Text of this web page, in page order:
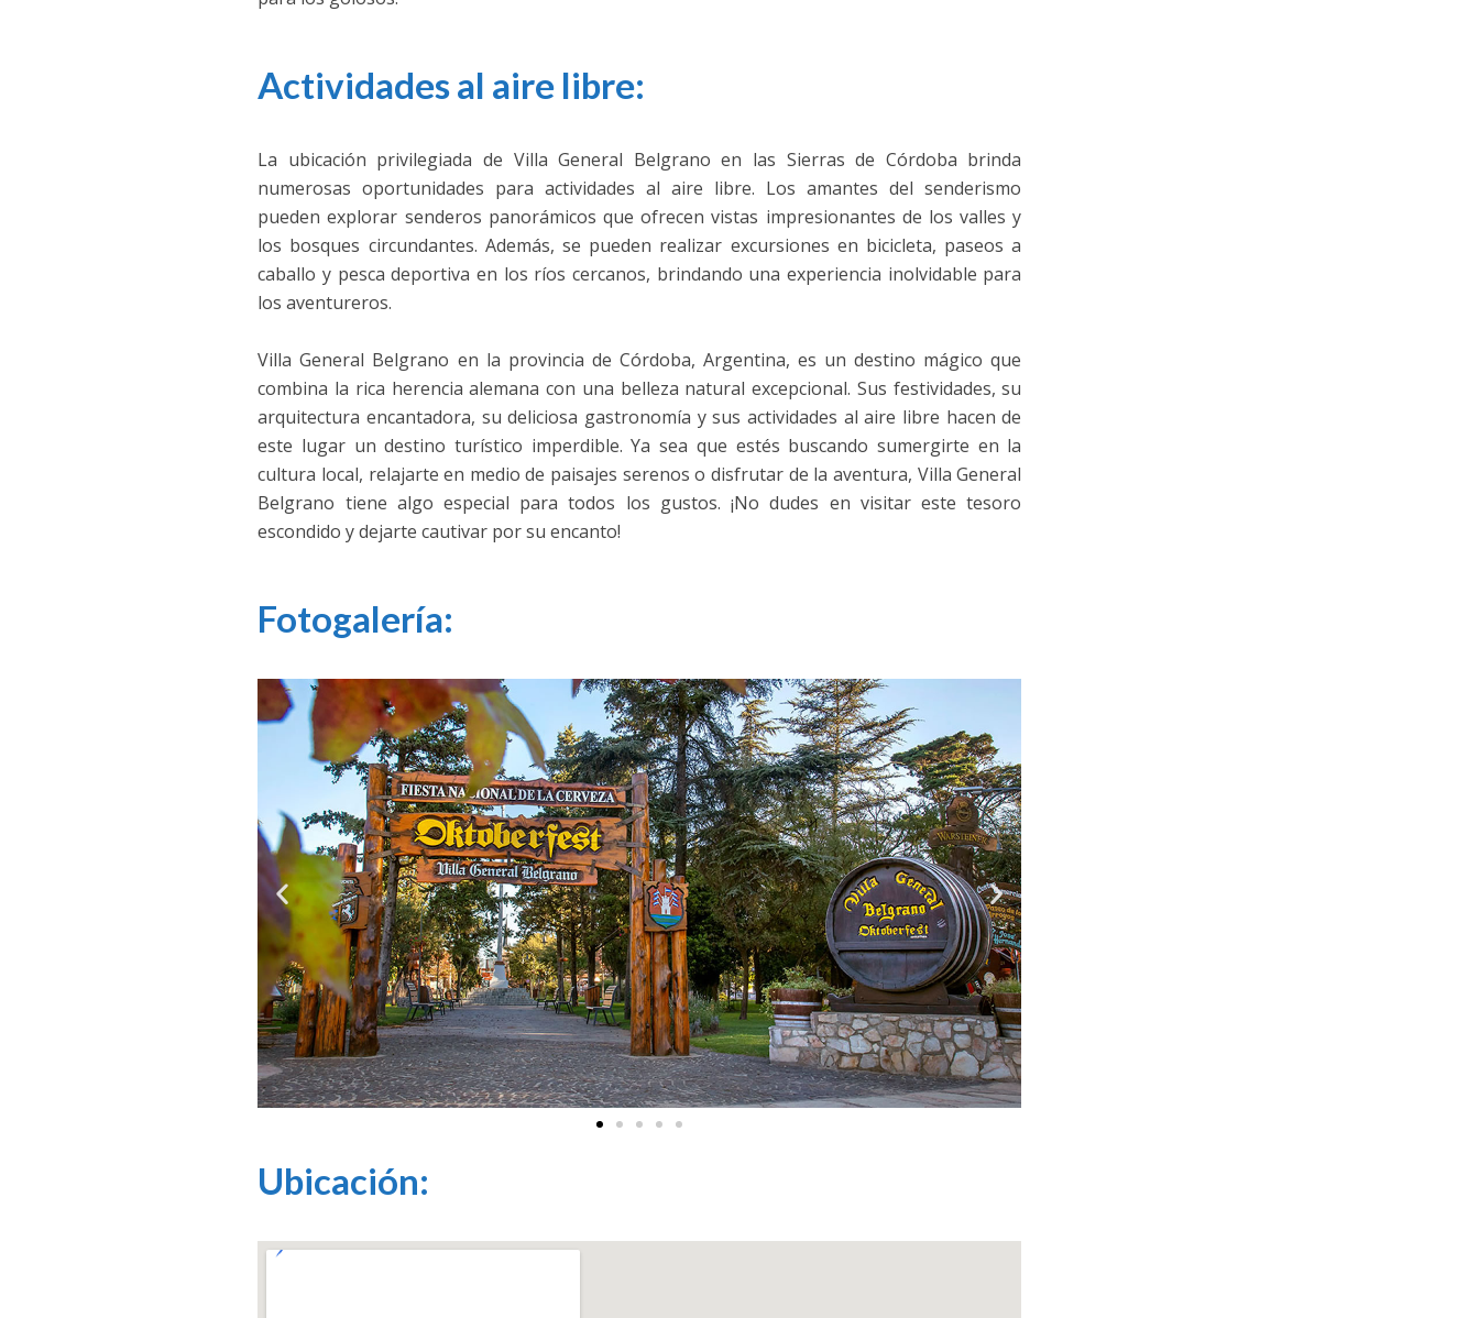
Actividades al aire libre:
La ubicación privilegiada de Villa General Belgrano en las Sierras de Córdoba brinda
numerosas oportunidades para actividades al aire libre. Los amantes del senderismo
pueden explorar senderos panorámicos que ofrecen vistas impresionantes de los valles y
los bosques circundantes. Además, se pueden realizar excursiones en bicicleta, paseos a
caballo y pesca deportiva en los ríos cercanos, brindando una experiencia inolvidable para
los aventureros.
Villa General Belgrano en la provincia de Córdoba, Argentina, es un destino mágico que
combina la rica herencia alemana con una belleza natural excepcional. Sus festividades, su
arquitectura encantadora, su deliciosa gastronomía y sus actividades al aire libre hacen de
este lugar un destino turístico imperdible. Ya sea que estés buscando sumergirte en la
cultura local, relajarte en medio de paisajes serenos o disfrutar de la aventura, Villa General
Belgrano tiene algo especial para todos los gustos. ¡No dudes en visitar este tesoro
escondido y dejarte cautivar por su encanto!
Fotogalería:
Ubicación: